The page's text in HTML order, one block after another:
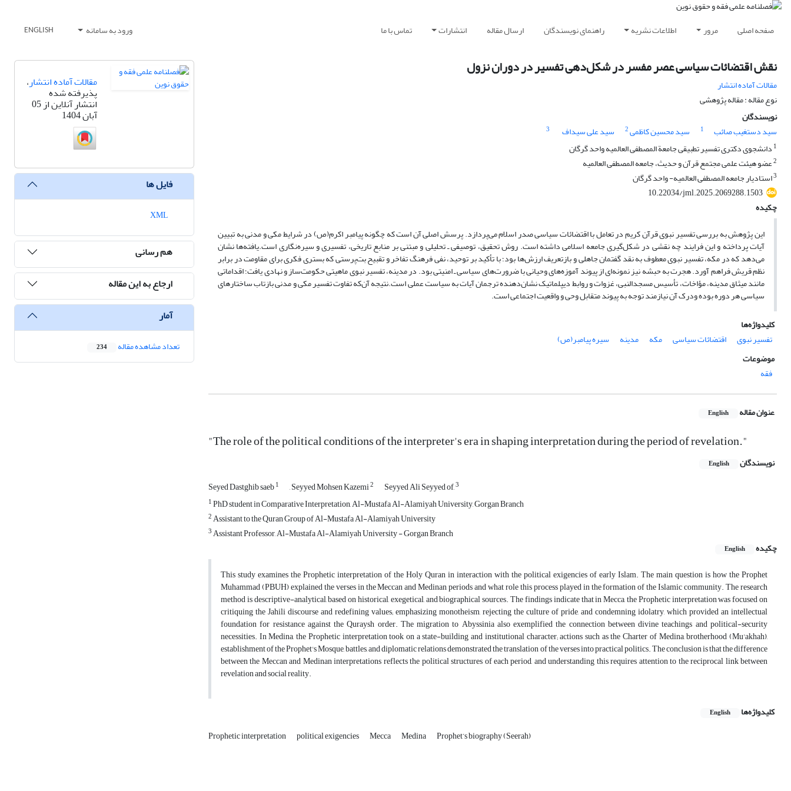
صفحه اصلی مرور اطلاعات نشریه راهنمای نویسندگان ارسال مقاله انتشارات تماس با ما ورود به سامانه ENGLISH
نقش اقتضائات سیاسی عصر مفسر در شکل‌دهی تفسیر در دوران نزول
مقالات آماده انتشار
نوع مقاله : مقاله پژوهشی
نویسندگان
سید دستغیب صائب
1 سید محسین کاظمی2 سید علی سیداف
3
1 دانشجوی دکتری تفسیر تطبیقی جامعة المصطفی العالمیه واحد گرگان
2عضو هیئت علمی مجتمع قرآن و حدیث، جامعه المصطفی العالمیه
3استادیار جامعه المصطفی العالمیه- واحد گرگان
10.22034/jml.2025.2069288.1503
چکیده
این پژوهش به بررسی تفسیر نبوی قرآن کریم در تعامل با اقتضائات سیاسی صدر اسلام می‌پردازد. پرسش اصلی آن است که چگونه پیامبر اکرم(ص) در شرایط مکی و مدنی به تبیین
آیات پرداخته و این فرایند چه نقشی در شکل‌گیری جامعه اسلامی داشته است. روش تحقیق، توصیفی ـ تحلیلی و مبتنی بر منابع تاریخی، تفسیری و سیره‌نگاری است.یافته‌ها نشان
می‌دهد که در مکه، تفسیر نبوی معطوف به نقد گفتمان جاهلی و بازتعریف ارزش‌ها بود؛ با تأکید بر توحید، نفی فرهنگ تفاخر و تقبیح بت‌پرستی که بستری فکری برای مقاومت در برابر
نظم قریش فراهم آورد. هجرت به حبشه نیز نمونه‌ای از پیوند آموزه‌های وحیانی با ضرورت‌های سیاسی ـ امنیتی بود. در مدینه، تفسیر نبوی ماهیتی حکومت‌ساز و نهادی یافت؛ اقداماتی
مانند میثاق مدینه، مؤاخات، تأسیس مسجدالنبی، غزوات و روابط دیپلماتیک نشان‌دهنده ترجمان آیات به سیاست عملی است.نتیجه آن‌که تفاوت تفسیر مکی و مدنی بازتاب ساختارهای
سیاسی هر دوره بوده ودرک آن نیازمند توجه به پیوند متقابل وحی و واقعیت اجتماعی است.
کلیدواژه‌ها
تفسیر نبوی
اقتضائات سیاسی مکه مدینه
سیره پیامبر(ص)
موضوعات
فقه
عنوان مقاله English
"The role of the political conditions of the interpreter's era in shaping interpretation during the period of revelation."
نویسندگان English
Seyed Dastghib saeb1 , Seyyed Mohsen Kazemi2 Seyyed Ali Seyyed of,3
1PhD student in Comparative Interpretation, Al-Mustafa Al-Alamiyah University, Gorgan Branch
2Assistant to the Quran Group of Al-Mustafa Al-Alamiyah University
3Assistant Professor, Al-Mustafa Al-Alamiyah University - Gorgan Branch
چکیده
English
This study examines the Prophetic interpretation of the Holy Quran in interaction with the political exigencies of early Islam. The main question is how the Prophet
Muhammad (PBUH) explained the verses in the Meccan and Medinan periods and what role this process played in the formation of the Islamic community. The research
method is descriptive-analytical, based on historical, exegetical, and biographical sources. The findings indicate that in Mecca, the Prophetic interpretation was focused on
critiquing the Jahili discourse and redefining values; emphasizing monotheism, rejecting the culture of pride, and condemning idolatry, which provided an intellectual
foundation for resistance against the Quraysh order. The migration to Abyssinia also exemplified the connection between divine teachings and political-security
necessities. In Medina, the Prophetic interpretation took on a state-building and institutional character; actions such as the Charter of Medina, brotherhood (Mu'akhah),
establishment of the Prophet's Mosque, battles, and diplomatic relations demonstrated the translation of the verses into practical politics. The conclusion is that the difference
between the Meccan and Medinan interpretations reflects the political structures of each period, and understanding this requires attention to the reciprocal link between
revelation and social reality.
کلیدواژه‌ها English
Prophetic interpretation political exigencies Mecca Medina Prophet’s biography (Seerah)
مقالات آماده انتشار،
پذیرفته شده
انتشار آنلاین از 05
آبان 1404
فایل ها
هم رسانی
ارجاع به این مقاله
آمار
تعداد مشاهده مقاله 234